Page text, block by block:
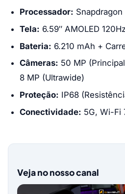
Processador:
Tela: 6.59″ AMOLED
Bateria: 6.210 mAh +
Câmeras: 50 MP
8 MP (Ultrawide)
Proteção: IP68
Conectividade: 5G, Wi-Fi
Veja no nosso canal